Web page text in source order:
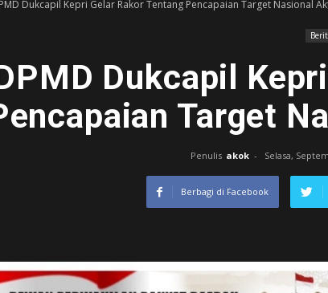
Dukcapil Kepri Gelar Rakor Tentang Pencapaian Target Nasional
Dukcapil
Target
Penulis akok - Selasa,
Berbagi di Facebook